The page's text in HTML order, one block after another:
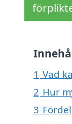
1 Vad
2 Hur
3